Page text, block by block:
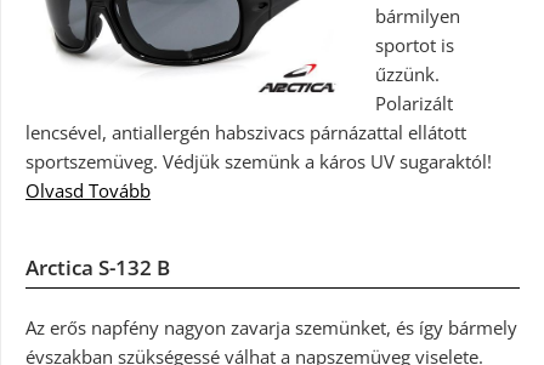
bármilyen
sportot is
űzzünk.
Polarizált
lencsével, antiallergén habszivacs párnázattal ellátott
sportszemüveg. Védjük szemünk a káros UV sugaraktól!
Olvasd Tovább
Arctica S-132 B
Az erős napfény nagyon zavarja szemünket, és így bármely
évszakban szükségessé válhat a napszemüveg viselete.